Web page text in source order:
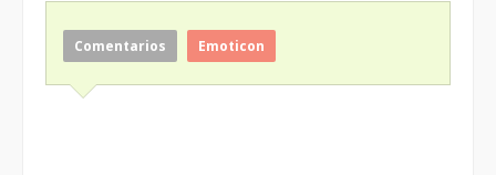
Comentarios Emoticon